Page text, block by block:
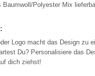
Polyester Mix
Logo macht das Design zu
Du? Personalisiere das
dich ziehst!